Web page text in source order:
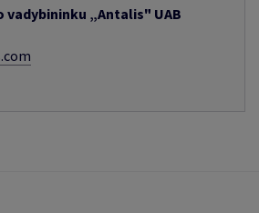
vadybininku „Antalis" UAB